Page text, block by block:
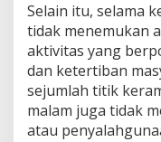
Selain itu, selama
tidak menemukan
aktivitas yang
dan ketertiban
sejumlah titik
malam juga tidak
atau